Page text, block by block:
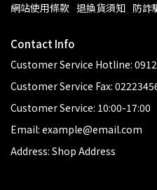
網站使用條款 退換貨須知 防詐
Contact Info
Customer Service Hotline:
Customer Service Fax:
Customer Service: 10:00-17:00
Email: example@email.com
Address: Shop Address